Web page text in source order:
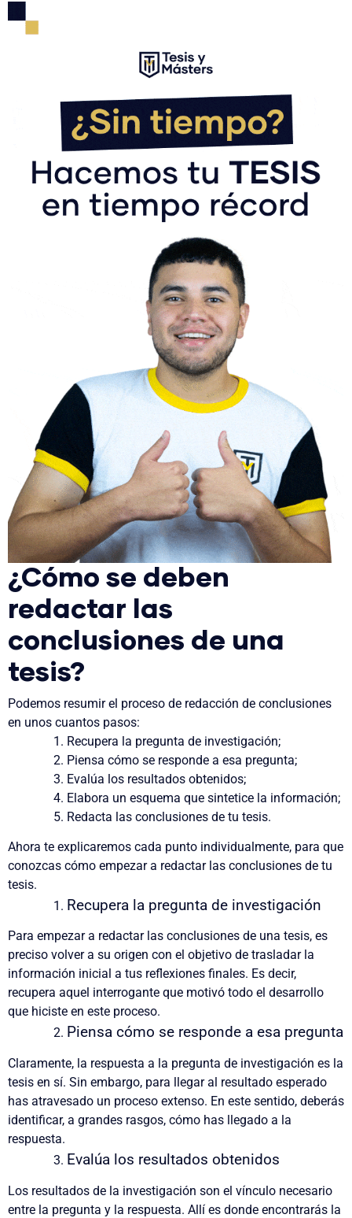
¿Cómo se deben
redactar las
conclusiones de una
tesis?
Podemos resumir el proceso de redacción de conclusiones
en unos cuantos pasos:
Recupera la pregunta de investigación;
Piensa cómo se responde a esa pregunta;
Evalúa los resultados obtenidos;
Elabora un esquema que sintetice la información;
Redacta las conclusiones de tu tesis.
Ahora te explicaremos cada punto individualmente, para que
conozcas cómo empezar a redactar las conclusiones de tu
tesis.
Recupera la pregunta de investigación
Para empezar a redactar las conclusiones de una tesis, es
preciso volver a su origen con el objetivo de trasladar la
información inicial a tus reflexiones finales. Es decir,
recupera aquel interrogante que motivó todo el desarrollo
que hiciste en este proceso.
Piensa cómo se responde a esa pregunta
Claramente, la respuesta a la pregunta de investigación es la
tesis en sí. Sin embargo, para llegar al resultado esperado
has atravesado un proceso extenso. En este sentido, deberás
identificar, a grandes rasgos, cómo has llegado a la
respuesta.
Evalúa los resultados obtenidos
Los resultados de la investigación son el vínculo necesario
entre la pregunta y la respuesta. Allí es donde encontrarás la